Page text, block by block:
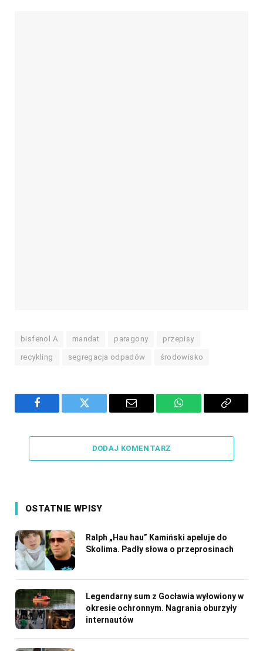
bisfenol A mandat paragony przepisy
recykling segregacja odpadów środowisko
Facebook Twitter Email WhatsAppCopy
DODAJ KOMENTARZ
OSTATNIE WPISY
Ralph „Hau hau” Kamiński apeluje do
Skolima. Padły słowa o przeprosinach
Legendarny sum z Gocławia wyłowiony w
okresie ochronnym. Nagrania oburzyły
internautów